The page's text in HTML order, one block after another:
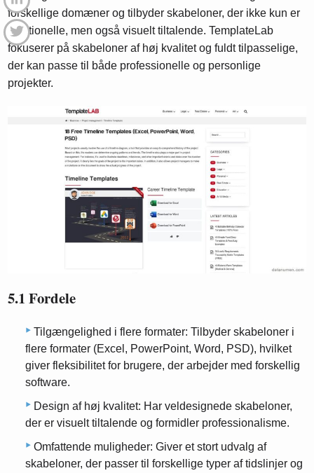
forskellige domæner og tilbyder skabeloner, der ikke kun er
funktionelle, men også visuelt tiltalende. TemplateLab
fokuserer på skabeloner af høj kvalitet og fuldt tilpasselige,
der kan passe til både professionelle og personlige
projekter.
5.1 Fordele
Tilgængelighed i flere formater: Tilbyder skabeloner i
flere formater (Excel, PowerPoint, Word, PSD), hvilket
giver fleksibilitet for brugere, der arbejder med forskellig
software.
Design af høj kvalitet: Har veldesignede skabeloner,
der er visuelt tiltalende og formidler professionalisme.
Omfattende muligheder: Giver et stort udvalg af
skabeloner, der passer til forskellige typer af tidslinjer og